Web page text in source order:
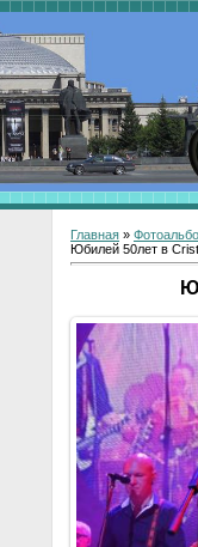
Главная »
Юбилей 50лет в